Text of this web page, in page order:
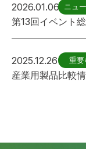
2026.01.06 ニュ
第13回イベント
2025.12.26 重要